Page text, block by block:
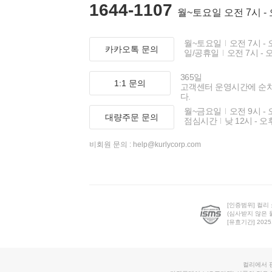
1644-1107 월~토요일 오전 7시 -
카카오톡 문의
월~토요일
오전 7시 -
일/공휴일
오전 7시 -
1:1 문의
365일
고객센터 운영시간에 순
다.
대량주문 문의
월~금요일
오전 9시 -
점심시간
낮 12시 - 오
비회원 문의 : help@kurlycorp.com
[인증범위] 컬리
(심사받지 않은
[유효기간]
컬리에서